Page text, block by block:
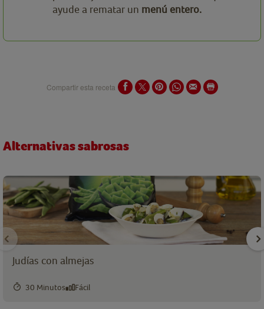
ayude a rematar un menú entero.
Compartir esta receta
Alternativas sabrosas
Judías con almejas
30 Minutos Fácil